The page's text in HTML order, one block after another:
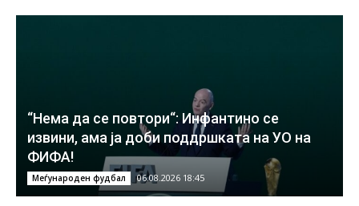
“Нема да се повтори“: Инфантино се
извини, ама ја доби поддршката на УО на
ФИФА!
Меѓународен фудбал 06.08.2026 18:45